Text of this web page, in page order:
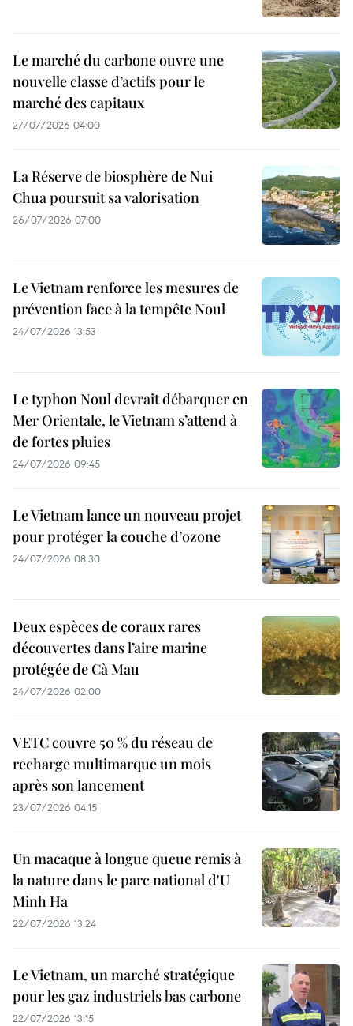
Le marché du carbone ouvre une
nouvelle classe d’actifs pour le
marché des capitaux
27/07/2026 04:00
La Réserve de biosphère de Nui
Chua poursuit sa valorisation
26/07/2026 07:00
Le Vietnam renforce les mesures de
prévention face à la tempête Noul
24/07/2026 13:53
Le typhon Noul devrait débarquer en
Mer Orientale, le Vietnam s’attend à
de fortes pluies
24/07/2026 09:45
Le Vietnam lance un nouveau projet
pour protéger la couche d’ozone
24/07/2026 08:30
Deux espèces de coraux rares
découvertes dans l’aire marine
protégée de Cà Mau
24/07/2026 02:00
VETC couvre 50 % du réseau de
recharge multimarque un mois
après son lancement
23/07/2026 04:15
Un macaque à longue queue remis à
la nature dans le parc national d'U
Minh Ha
22/07/2026 13:24
Le Vietnam, un marché stratégique
pour les gaz industriels bas carbone
22/07/2026 13:15